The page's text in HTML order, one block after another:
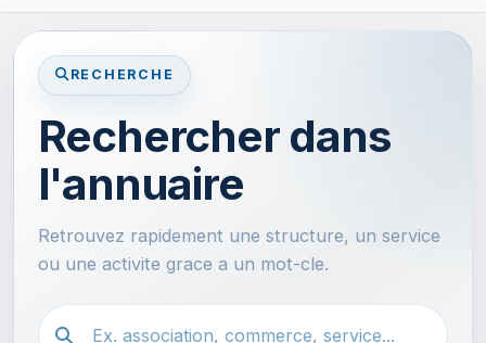
RECHERCHE
Rechercher dans
l'annuaire
Retrouvez rapidement une structure, un service
ou une activite grace a un mot-cle.
Recherche dans l'annuaire